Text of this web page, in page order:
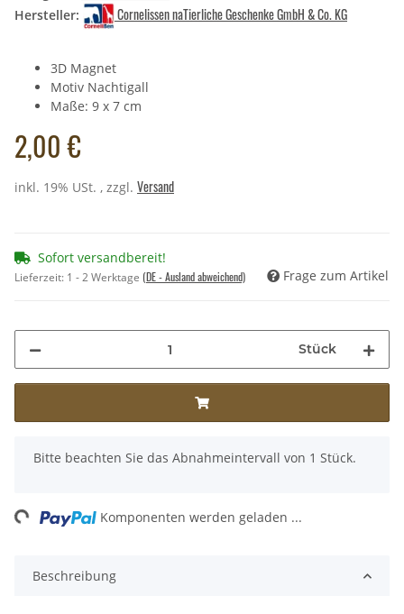
Hersteller: Cornelissen naTierliche Geschenke GmbH & Co. KG
3D Magnet
Motiv Nachtigall
Maße: 9 x 7 cm
2,00 €
inkl. 19% USt. , zzgl. Versand
Sofort versandbereit!
Lieferzeit: 1 - 2 Werktage (DE - Ausland abweichend) Frage zum Artikel
Stück
x
Bitte beachten Sie das Abnahmeintervall von 1 Stück.
Loading... Komponenten werden geladen ...
Beschreibung